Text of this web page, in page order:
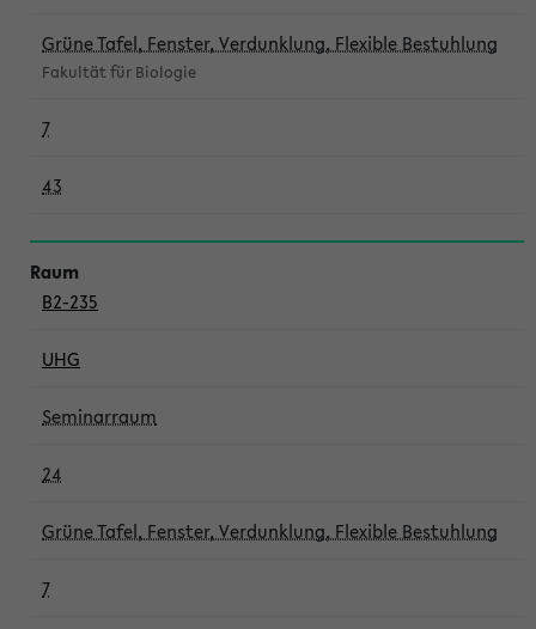
Grüne Tafel, Fenster, Verdunklung, Flexible Bestuhlung
Fakultät für Biologie
7
43
B2-235
UHG
Seminarraum
24
Grüne Tafel, Fenster, Verdunklung, Flexible Bestuhlung
7